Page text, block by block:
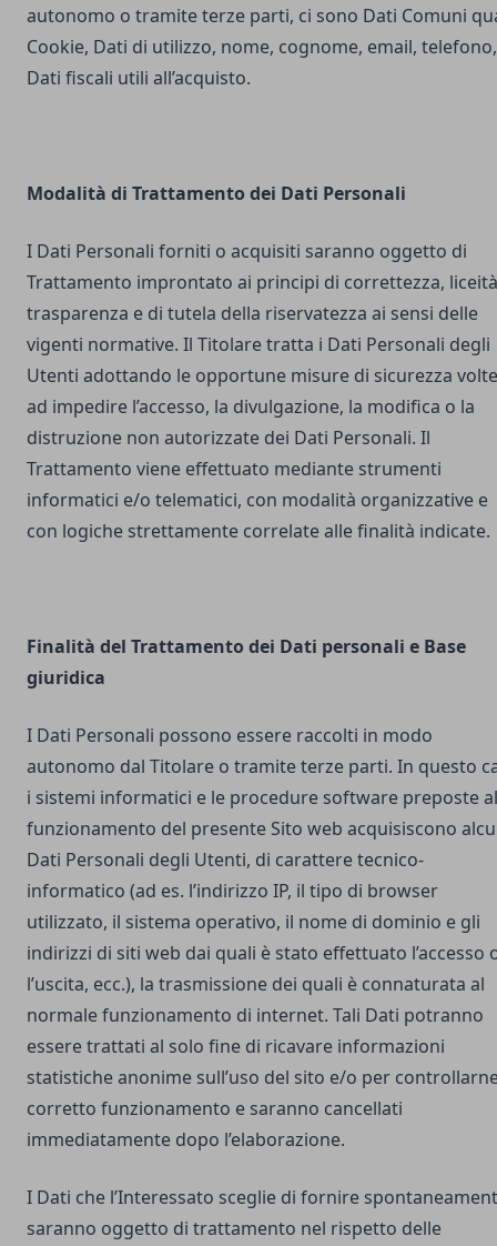
autonomo o tramite terze parti, ci sono Dati Comuni
Cookie, Dati di utilizzo, nome, cognome, email, telefono,
Dati fiscali utili all’acquisto.
Modalità di Trattamento dei Dati Personali
I Dati Personali forniti o acquisiti saranno oggetto di
Trattamento improntato ai principi di correttezza,
trasparenza e di tutela della riservatezza ai sensi delle
vigenti normative. Il Titolare tratta i Dati Personali degli
Utenti adottando le opportune misure di sicurezza volte
ad impedire l’accesso, la divulgazione, la modifica o la
distruzione non autorizzate dei Dati Personali. Il
Trattamento viene effettuato mediante strumenti
informatici e/o telematici, con modalità organizzative e
con logiche strettamente correlate alle finalità indicate.
Finalità del Trattamento dei Dati personali e Base
giuridica
I Dati Personali possono essere raccolti in modo
autonomo dal Titolare o tramite terze parti. In questo
i sistemi informatici e le procedure software preposte al
funzionamento del presente Sito web acquisiscono
Dati Personali degli Utenti, di carattere tecnico-
informatico (ad es. l’indirizzo IP, il tipo di browser
utilizzato, il sistema operativo, il nome di dominio e gli
indirizzi di siti web dai quali è stato effettuato l’accesso
l’uscita, ecc.), la trasmissione dei quali è connaturata al
normale funzionamento di internet. Tali Dati potranno
essere trattati al solo fine di ricavare informazioni
statistiche anonime sull’uso del sito e/o per
corretto funzionamento e saranno cancellati
immediatamente dopo l’elaborazione.
I Dati che l’Interessato sceglie di fornire
saranno oggetto di trattamento nel rispetto delle